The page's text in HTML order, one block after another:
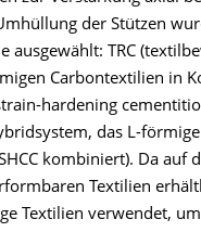
der Stützen
ausgewählt: TRC
Carbontextilien in
hardening
das L-förmige
kombiniert). Da auf
Textilien
Textilien verwendet,